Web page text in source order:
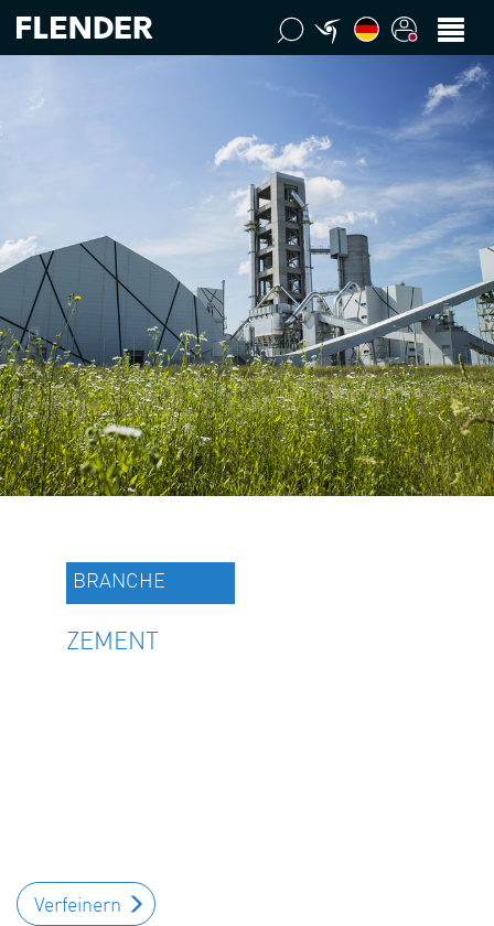
BRANCHE
ZEMENT
Verfeinern